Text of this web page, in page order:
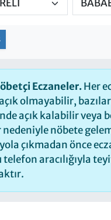
Eczaneler.Her
olmayabilir,
açık kalabilir veya
nöbete
çıkmadan önce
aracılığıyla